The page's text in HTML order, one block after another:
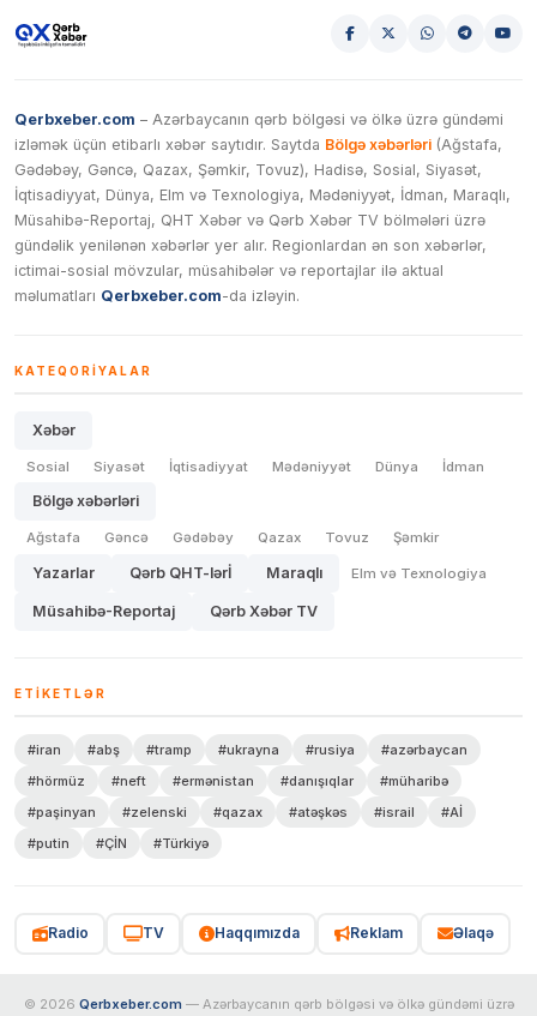
Qerbxeber.com – Azərbaycanın qərb bölgəsi və ölkə üzrə gündəmi
izləmək üçün etibarlı xəbər saytıdır. Saytda Bölgə xəbərləri (Ağstafa,
Gədəbəy, Gəncə, Qazax, Şəmkir, Tovuz), Hadisə, Sosial, Siyasət,
İqtisadiyyat, Dünya, Elm və Texnologiya, Mədəniyyət, İdman, Maraqlı,
Müsahibə-Reportaj, QHT Xəbər və Qərb Xəbər TV bölmələri üzrə
gündəlik yenilənən xəbərlər yer alır. Regionlardan ən son xəbərlər,
ictimai-sosial mövzular, müsahibələr və reportajlar ilə aktual
məlumatları Qerbxeber.com-da izləyin.
KATEQORIYALAR
Xəbər
Sosial Siyasət İqtisadiyyat Mədəniyyət Dünya İdman
Bölgə xəbərləri
Ağstafa Gəncə Gədəbəy Qazax Tovuz Şəmkir
Yazarlar Qərb QHT-lərİ Maraqlı Elm və Texnologiya
Müsahibə-Reportaj Qərb Xəbər TV
ETIKETLƏR
#iran #abş #tramp #ukrayna #rusiya
#azərbaycan
#hörmüz
#neft #ermənistan #danışıqlar
#müharibə
#paşinyan
#zelenski #qazax #atəşkəs #israil
#Aİ
#putin
#ÇİN #Türkiyə
Radio TV Haqqımızda Reklam Əlaqə
© 2026 Qerbxeber.com — Azərbaycanın qərb bölgəsi və ölkə gündəmi üzrə